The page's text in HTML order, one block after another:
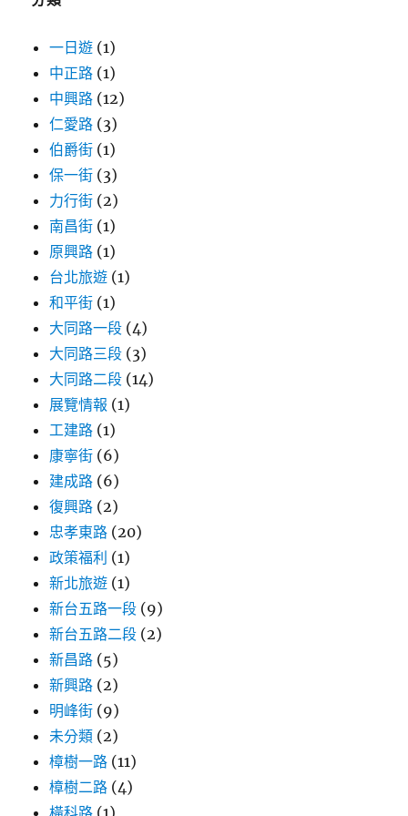
一日遊 (1)
中正路 (1)
中興路 (12)
仁愛路 (3)
伯爵街 (1)
保一街 (3)
力行街 (2)
南昌街 (1)
原興路 (1)
台北旅遊 (1)
和平街 (1)
大同路一段 (4)
大同路三段 (3)
大同路二段 (14)
展覽情報 (1)
工建路 (1)
康寧街 (6)
建成路 (6)
復興路 (2)
忠孝東路 (20)
政策福利 (1)
新北旅遊 (1)
新台五路一段 (9)
新台五路二段 (2)
新昌路 (5)
新興路 (2)
明峰街 (9)
未分類 (2)
樟樹一路 (11)
樟樹二路 (4)
橫科路 (1)